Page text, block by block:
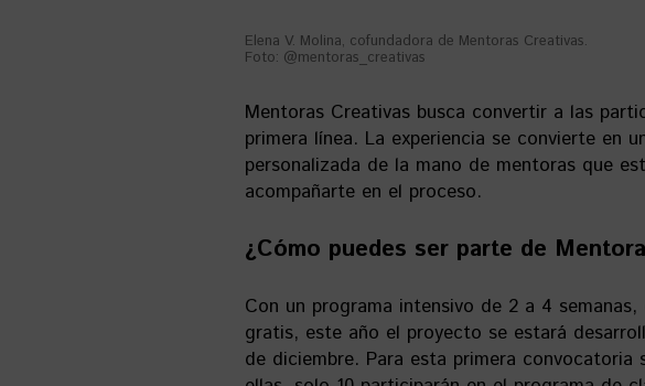
Elena V. Molina, cofundadora de Mentoras Creativas.
Foto: @mentoras_creativas
Mentoras Creativas busca convertir a las
primera línea. La experiencia se convierte en
personalizada de la mano de mentoras que
acompañarte en el proceso.
¿Cómo puedes ser parte de
Con un programa intensivo de 2 a 4
gratis, este año el proyecto se estará
de diciembre. Para esta primera convocatoria